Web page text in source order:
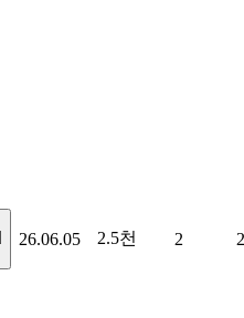
26.06.05 2.5천 2 2